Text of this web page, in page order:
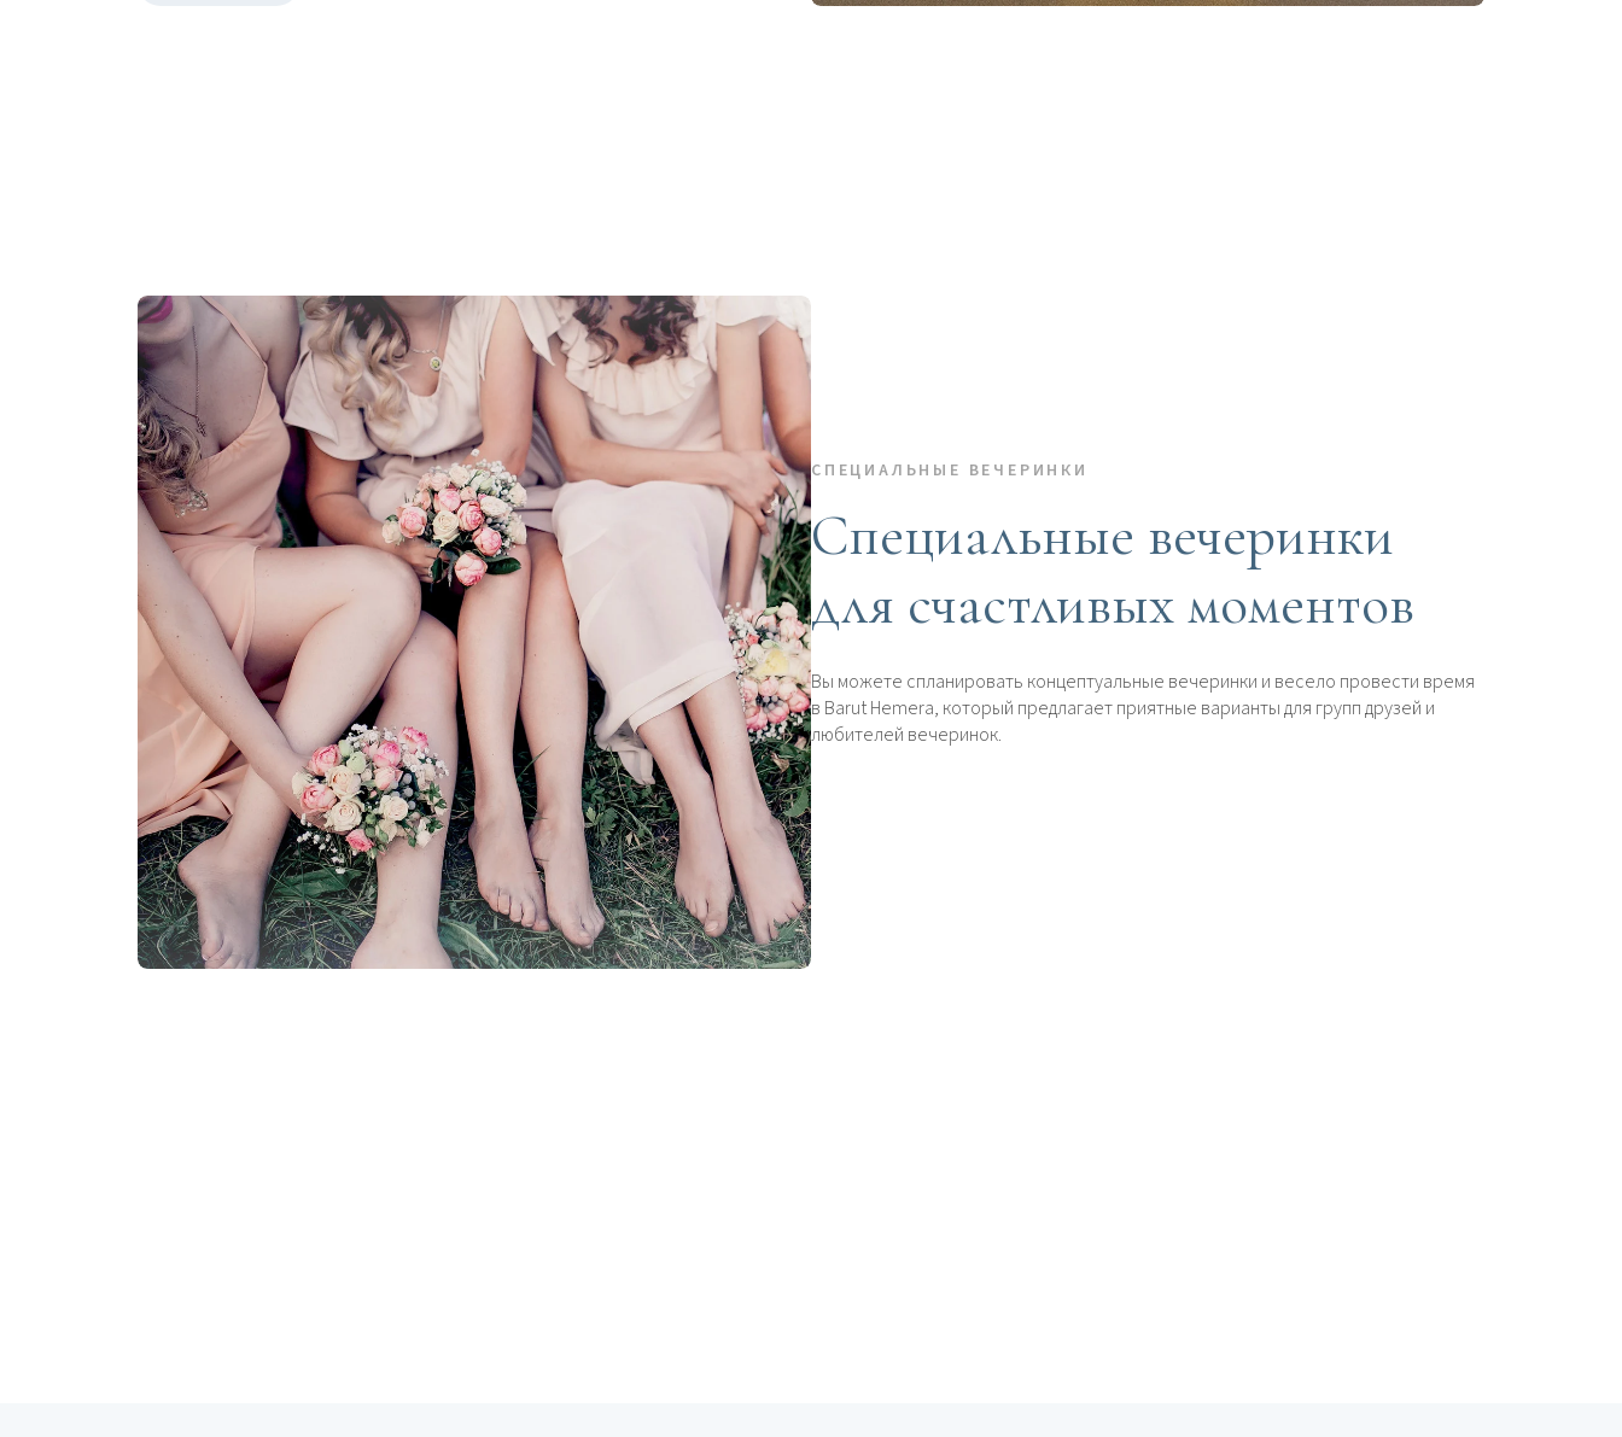
СПЕЦИАЛЬНЫЕ ВЕЧЕРИНКИ
Специальные вечеринки
для счастливых моментов
Вы можете спланировать концептуальные вечеринки и весело провести время
в Barut Hemera, который предлагает приятные варианты для групп друзей и
любителей вечеринок.